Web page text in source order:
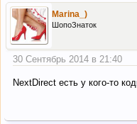
Marina_)
ШопоЗнаток
30 Сентябрь 2014 в 21:40
NextDirect есть у кого-то